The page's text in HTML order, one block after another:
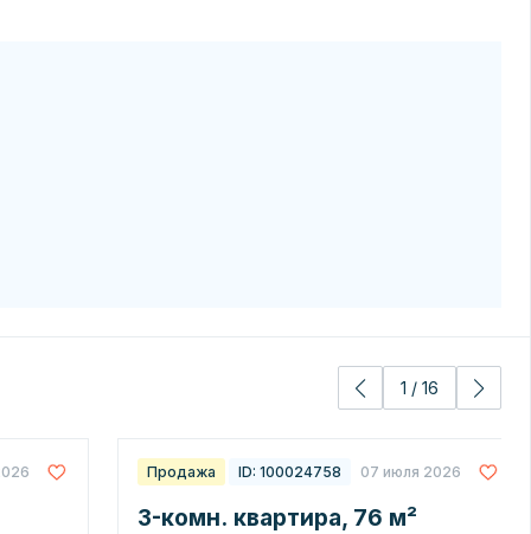
1 / 16
Продажа ID: 100024758 07 июля 2026
3-комн. квартира, 76 м²